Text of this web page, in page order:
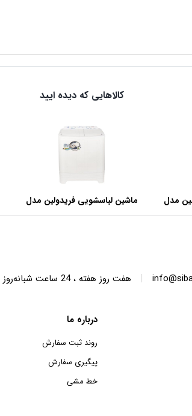
کالاهایی که دیده ایید
مدل
ماشین لباسشویی فریدولین مدل
SWT68 ظرفیت 6.8 کیلوگرم
| هفت روز هفته ، 24 ساعت شبانه‌روز پاسخگوی شما هستیم.
درباره ما
روند ثبت سفارش
پیگیری سفارش
خط مشی